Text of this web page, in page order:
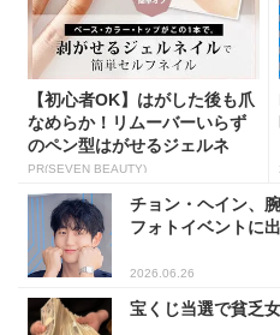
【初心者OK】はがした後も爪
なめらか！リムーバーいらず
のペン型はがせるジェルネ
イ...
PR(SEVEN BEAUTY)
チョン・ヘイン、
フォトイベントに
2026.06.26
宝くじ当選で貧乏